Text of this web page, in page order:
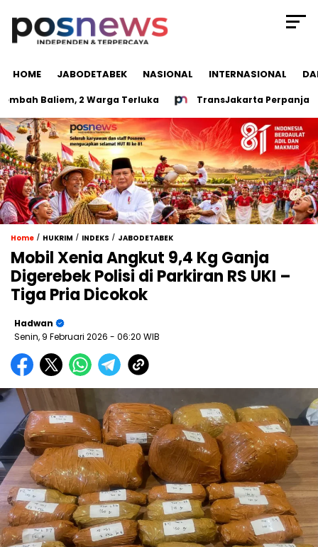
HOME JABODETABEK NASIONAL INTERNASIONAL
Baliem, 2 Warga Terluka TransJakarta Perpanjang
Home / HUKRIM / INDEKS / JABODETABEK
Mobil Xenia Angkut 9,4 Kg Ganja
Digerebek Polisi di Parkiran RS UKI –
Tiga Pria Dicokok
Hadwan
Senin, 9 Februari 2026 - 06:20 WIB